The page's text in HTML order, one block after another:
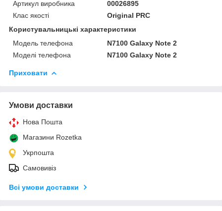
Артикул виробника
00026895
Клас якості
Original PRC
Користувальницькі характеристики
Модель телефона
N7100 Galaxy Note 2
Моделі телефона
N7100 Galaxy Note 2
Приховати
Умови доставки
Нова Пошта
Магазини Rozetka
Укрпошта
Самовивіз
Всі умови доставки